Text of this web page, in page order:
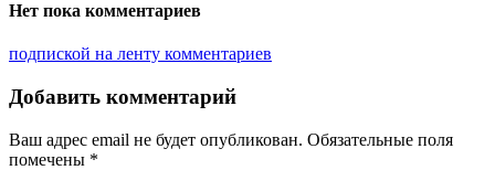
Нет пока комментариев
подпиской на ленту комментариев
Добавить комментарий
Ваш адрес email не будет опубликован. Обязательные поля
помечены *